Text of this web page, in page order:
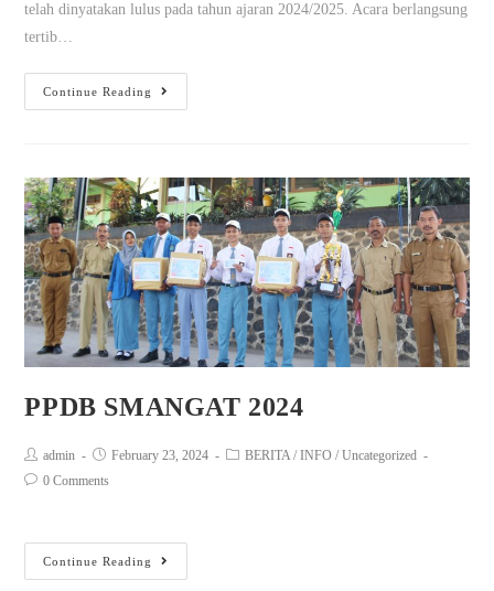
telah dinyatakan lulus pada tahun ajaran 2024/2025. Acara berlangsung
tertib…
Continue Reading
PPDB SMANGAT 2024
admin February 23, 2024 BERITA / INFO / Uncategorized
0 Comments
Continue Reading